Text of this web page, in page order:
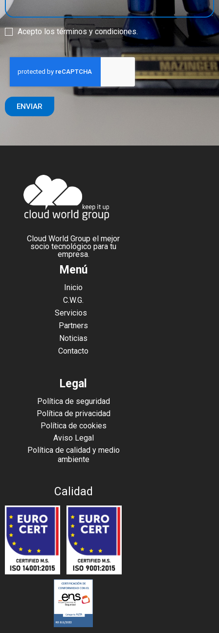
Acepto los términos y condiciones.
ENVIAR
Cloud World Group el mejor
socio tecnológico para tu
empresa.
Menú
Inicio
C.W.G.
Servicios
Partners
Noticias
Contacto
Legal
Política de seguridad
Política de privacidad
Política de cookies
Aviso Legal
Política de calidad y medio
ambiente
Calidad